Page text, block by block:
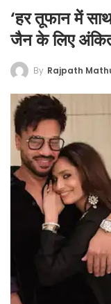
‘हर तूफान में
जैन के लिए
By Rajpath